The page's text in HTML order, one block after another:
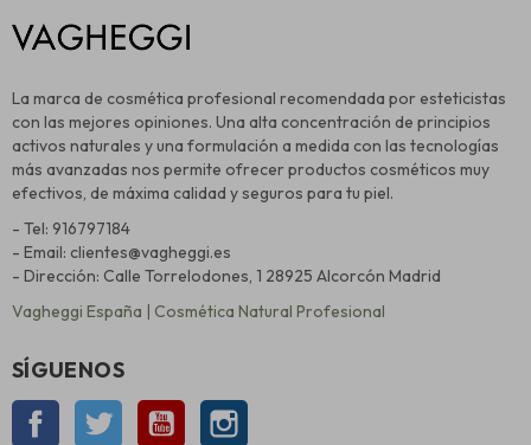
La marca de cosmética profesional recomendada por esteticistas
con las mejores opiniones. Una alta concentración de principios
activos naturales y una formulación a medida con las tecnologías
más avanzadas nos permite ofrecer productos cosméticos muy
efectivos, de máxima calidad y seguros para tu piel.
- Tel: 916797184
- Email: clientes@vagheggi.es
- Dirección: Calle Torrelodones, 1 28925 Alcorcón Madrid
Vagheggi España | Cosmética Natural Profesional
SÍGUENOS
Facebook Twitter YouTube